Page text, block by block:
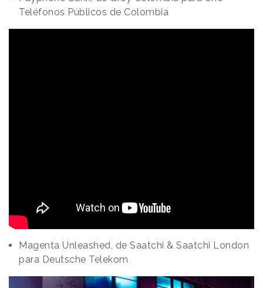
Teléfonos Públicos de Colombia
Magenta Unleashed, de Saatchi & Saatchi London
para Deutsche Telekom